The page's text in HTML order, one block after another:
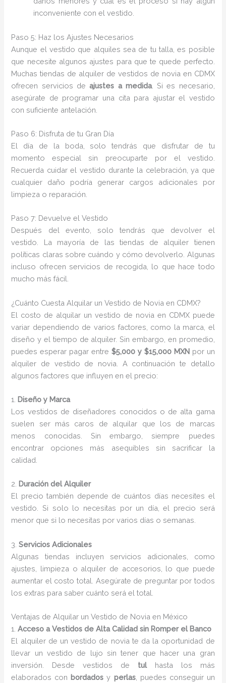
inconveniente con el vestido.
Paso 5: Haz los Ajustes Necesarios
Aunque el vestido que alquiles sea de tu talla, es posible
que necesite algunos ajustes para que te quede perfecto.
Muchas tiendas de alquiler de vestidos de novia en CDMX
ofrecen servicios deajustes a medida. Si es necesario,
asegúrate de programar una cita para ajustar el vestido
con suficiente antelación.
Paso 6: Disfruta de tu Gran Día
El día de la boda, solo tendrás que disfrutar de tu
momento especial sin preocuparte por el vestido.
Recuerda cuidar el vestido durante la celebración, ya que
cualquier daño podría generar cargos adicionales por
limpieza o reparación.
Paso 7: Devuelve el Vestido
Después del evento, solo tendrás que devolver el
vestido. La mayoría de las tiendas de alquiler tienen
políticas claras sobre cuándo y cómo devolverlo. Algunas
incluso ofrecen servicios de recogida, lo que hace todo
mucho más fácil.
¿Cuánto Cuesta Alquilar un Vestido de Novia en CDMX?
El costo de alquilar un vestido de novia en CDMX puede
variar dependiendo de varios factores, como la marca, el
diseño y el tiempo de alquiler. Sin embargo, en promedio,
puedes esperar pagar entre$5,000 y $15,000 MXNpor un
alquiler de vestido de novia. A continuación te detallo
algunos factores que influyen en el precio:
1. Diseño y Marca
Los vestidos de diseñadores conocidos o de alta gama
suelen ser más caros de alquilar que los de marcas
menos conocidas. Sin embargo, siempre puedes
encontrar opciones más asequibles sin sacrificar la
calidad.
2. Duración del Alquiler
El precio también depende de cuántos días necesites el
vestido. Si solo lo necesitas por un día, el precio será
menor que si lo necesitas por varios días o semanas.
3.Servicios Adicionales
Algunas tiendas incluyen servicios adicionales, como
ajustes, limpieza o alquiler de accesorios, lo que puede
aumentar el costo total. Asegúrate de preguntar por todos
los extras para saber cuánto será el total.
Ventajas de Alquilar un Vestido de Novia en México
1.Acceso a Vestidos de Alta Calidad sin Romper el Banco
El alquiler de un vestido de novia te da la oportunidad de
llevar un vestido de lujo sin tener que hacer una gran
inversión. Desde vestidos de tulhasta los más
elaborados con bordados y perlas, puedes conseguir un